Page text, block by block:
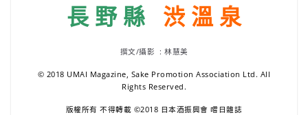
長 野 縣 渋 溫 泉
撰文/攝影 : 林慧美
© 2018 UMAI Magazine, Sake Promotion Association Ltd. All
Rights Reserved.
版權所有 不得轉載 ©2018 日本酒振興會 嚐日雜誌